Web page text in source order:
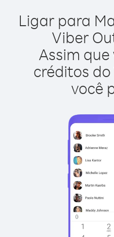
Ligar para
Viber
Assim
créditos
você